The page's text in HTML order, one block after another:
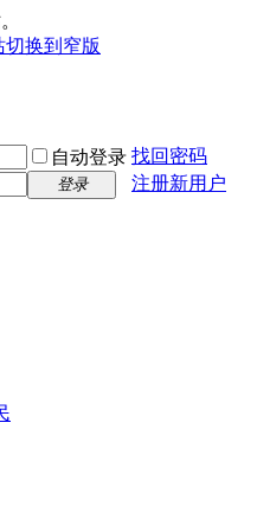
切换到窄版
自动登录 找回密码
登录 注册新用户